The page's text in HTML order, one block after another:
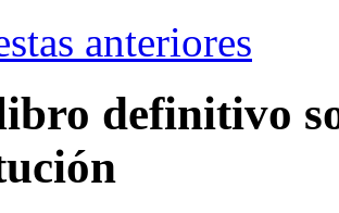
anteriores
definitivo